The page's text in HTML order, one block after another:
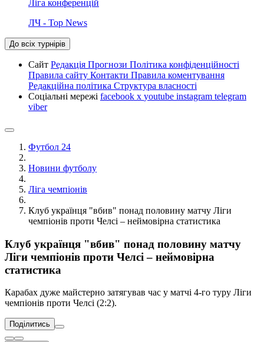
Ліга конференцій
ЛЧ - Top News
До всіх турнірів
Сайт Редакція Прогнози Політика конфіденційності
Правила сайту Контакти Правила коментування
Редакційна політика Структура власності
Соціальні мережі facebook x youtube instagram telegram
viber
Футбол 24
Новини футболу
Ліга чемпіонів
Клуб українця "вбив" понад половину матчу Ліги
чемпіонів проти Челсі – неймовірна статистика
Клуб українця "вбив" понад половину матчу
Ліги чемпіонів проти Челсі – неймовірна
статистика
Карабах дуже майстерно затягував час у матчі 4-го туру Ліги
чемпіонів проти Челсі (2:2).
Поділитись